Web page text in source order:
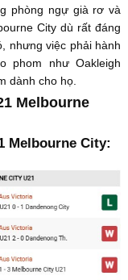
phòng ngự già rơ và
City dù rất đáng
nhưng việc phải hành
phom như Oakleigh
dành cho họ.
Melbourne
Melbourne City: